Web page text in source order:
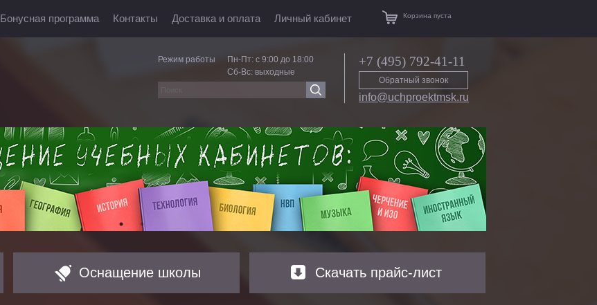
Бонусная программа Контакты Доставка и оплата Личный кабинет Корзина пуста
Режим работы
Пн-Пт: с 9:00 до 18:00
Сб-Вс: выходные
+7 (495) 792-41-11
Обратный звонок
info@uchproektmsk.ru
Оснащение школы Скачать прайс-лист